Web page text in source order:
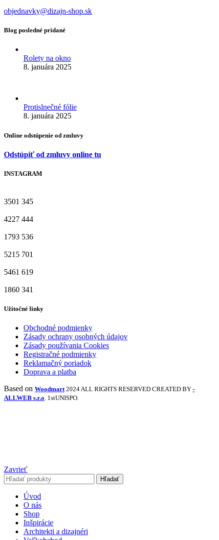
objednavky@dizajn-shop.sk
Blog posledné pridané
Rolety na okno
8. januára 2025
Protislnečné fólie
8. januára 2025
Online odstúpenie od zmluvy
Odstúpiť od zmluvy online tu
INSTAGRAM
3501 345
4227 444
1793 536
5215 701
5461 619
1860 341
Užitočné linky
Obchodné podmienky
Zásady ochrany osobných údajov
Zásady používania Cookies
Registračné podmienky
Reklamačný poriadok
Doprava a platba
Based on Woodmart 2024 ALL RIGHTS RESERVED CREATED BY -
ALLWEB s.r.o. 1stUNISPO.
Zavrieť
Hľadať
Úvod
O nás
Shop
Inšpirácie
Architekti a dizajnéri